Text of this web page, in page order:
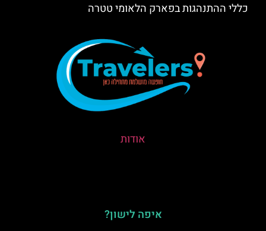
כללי ההתנהגות בפארק הלאומי טטרה
אודות
איפה לישון?